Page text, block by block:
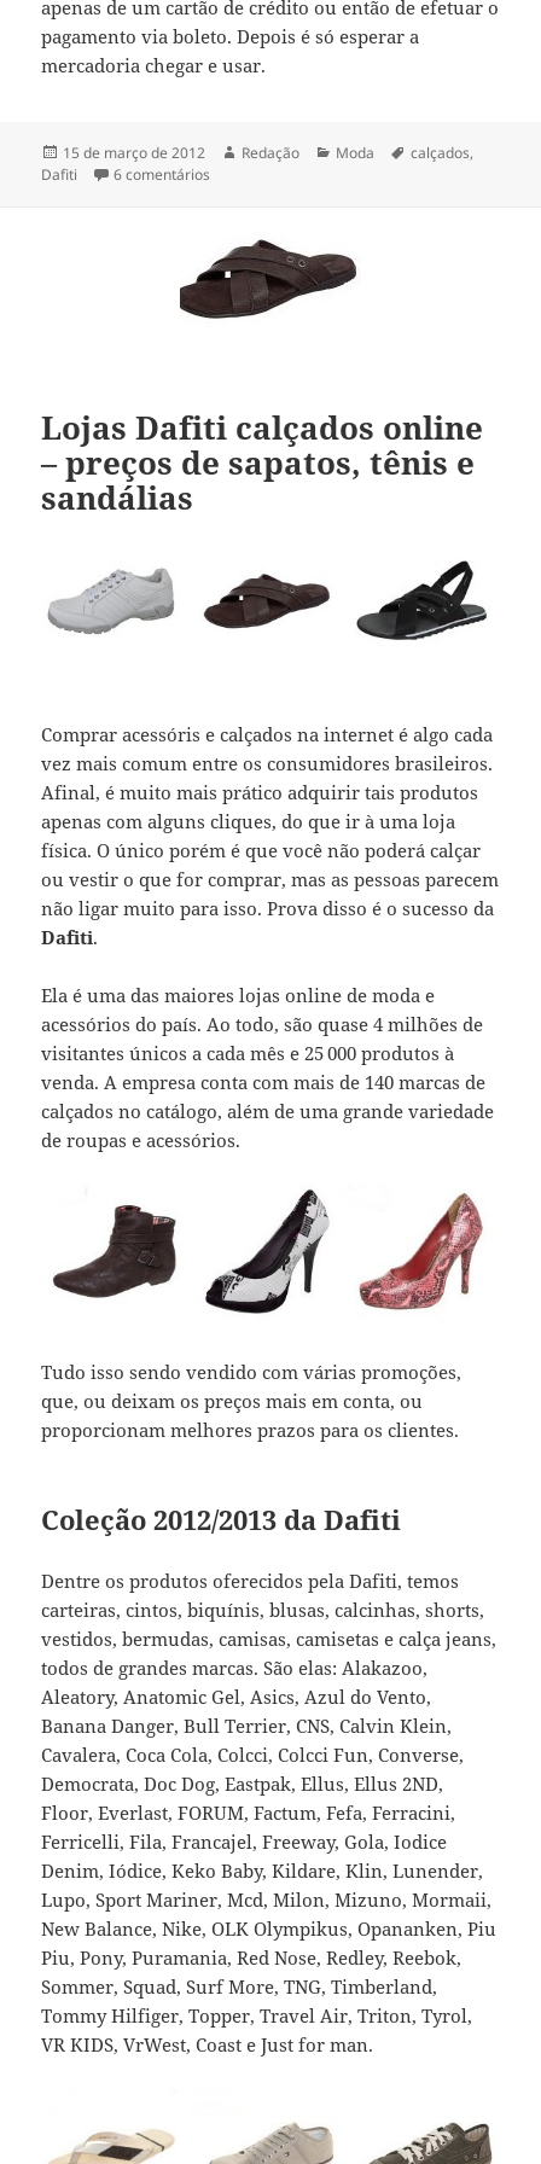
apenas de um cartão de crédito ou então de efetuar o
pagamento via boleto. Depois é só esperar a
mercadoria chegar e usar.
Publicado
em
15 de março de 2012 Autor
Redação Categorias
Moda Tags
calçados,
Dafiti
6 comentários
Lojas Dafiti calçados online
– preços de sapatos, tênis e
sandálias
Comprar acessóris e calçados na internet é algo cada
vez mais comum entre os consumidores brasileiros.
Afinal, é muito mais prático adquirir tais produtos
apenas com alguns cliques, do que ir à uma loja
física. O único porém é que você não poderá calçar
ou vestir o que for comprar, mas as pessoas parecem
não ligar muito para isso. Prova disso é o sucesso da
Dafiti.
Ela é uma das maiores lojas online de moda e
acessórios do país. Ao todo, são quase 4 milhões de
visitantes únicos a cada mês e 25 000 produtos à
venda. A empresa conta com mais de 140 marcas de
calçados no catálogo, além de uma grande variedade
de roupas e acessórios.
Tudo isso sendo vendido com várias promoções,
que, ou deixam os preços mais em conta, ou
proporcionam melhores prazos para os clientes.
Coleção 2012/2013 da Dafiti
Dentre os produtos oferecidos pela Dafiti, temos
carteiras, cintos, biquínis, blusas, calcinhas, shorts,
vestidos, bermudas, camisas, camisetas e calça jeans,
todos de grandes marcas. São elas: Alakazoo,
Aleatory, Anatomic Gel, Asics, Azul do Vento,
Banana Danger, Bull Terrier, CNS, Calvin Klein,
Cavalera, Coca Cola, Colcci, Colcci Fun, Converse,
Democrata, Doc Dog, Eastpak, Ellus, Ellus 2ND,
Floor, Everlast, FORUM, Factum, Fefa, Ferracini,
Ferricelli, Fila, Francajel, Freeway, Gola, Iodice
Denim, Iódice, Keko Baby, Kildare, Klin, Lunender,
Lupo, Sport Mariner, Mcd, Milon, Mizuno, Mormaii,
New Balance, Nike, OLK Olympikus, Opananken, Piu
Piu, Pony, Puramania, Red Nose, Redley, Reebok,
Sommer, Squad, Surf More, TNG, Timberland,
Tommy Hilfiger, Topper, Travel Air, Triton, Tyrol,
VR KIDS, VrWest, Coast e Just for man.